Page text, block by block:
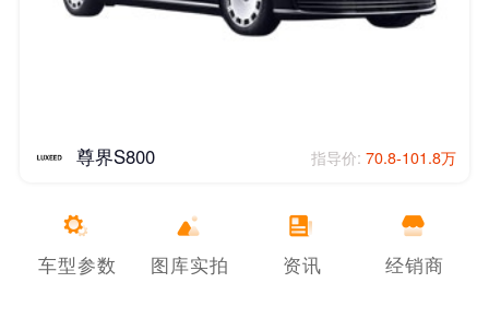
尊界S800 指导价: 70.8-101.8万
车型参数 图库实拍 资讯 经销商